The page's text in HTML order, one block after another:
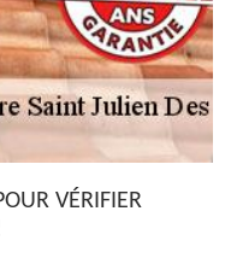
VÉRIFIER